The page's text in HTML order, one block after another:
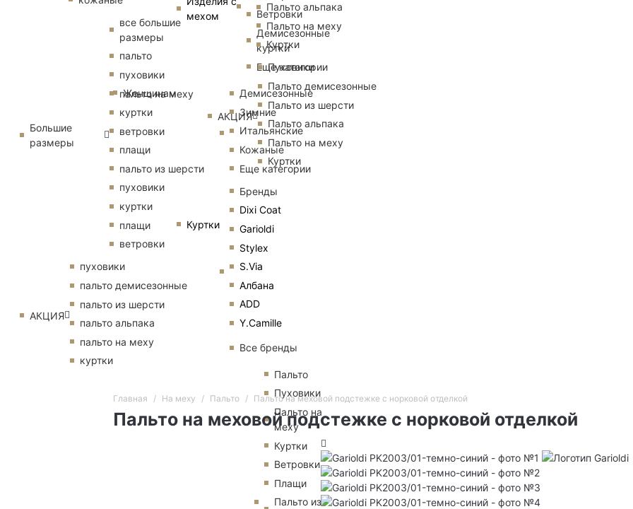
Женщинам
мехом
Ветровки
Демисезонные
куртки
Еще категории
Куртки
Демисезонные
Зимние
Итальянские
Кожаные
Еще категории
Бренды
Dixi Coat
Garioldi
Stylex
S.Via
Албана
ADD
Y.Camille
Все бренды
Пальто
Пуховики
Пальто на
меху
Куртки
Ветровки
Плащи
Пальто из
Большие
размеры
все большие
размеры
пальто
пуховики
пальто на меху
куртки
ветровки
плащи
пальто из шерсти
пуховики
куртки
плащи
ветровки
АКЦИЯ
пуховики
пальто демисезонные
пальто из шерсти
пальто альпака
пальто на меху
куртки
Пальто альпака
Пальто на меху
Куртки
АКЦИЯ
Пуховики
Пальто демисезонные
Пальто из шерсти
Пальто альпака
Пальто на меху
Куртки
Главная На меху Пальто Пальто на меховой подстежке с норковой отделкой
Пальто на меховой подстежке с норковой отделкой